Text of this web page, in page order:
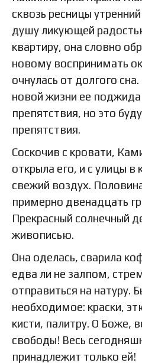
сквозь ресницы
душу ликующей
квартиру, она словно
новому воспринимать
очнулась от долгого
новой жизни ее
препятствия, но это
препятствия.
Соскочив с кровати,
открыла его, и с улицы в
свежий воздух.
примерно двенадцать
Прекрасный солнечный
живописью.
Она оделась, сварила
едва ли не залпом,
отправиться на натуру.
необходимое: краски,
кисти, палитру. О Боже,
свободы! Весь
принадлежит только ей!